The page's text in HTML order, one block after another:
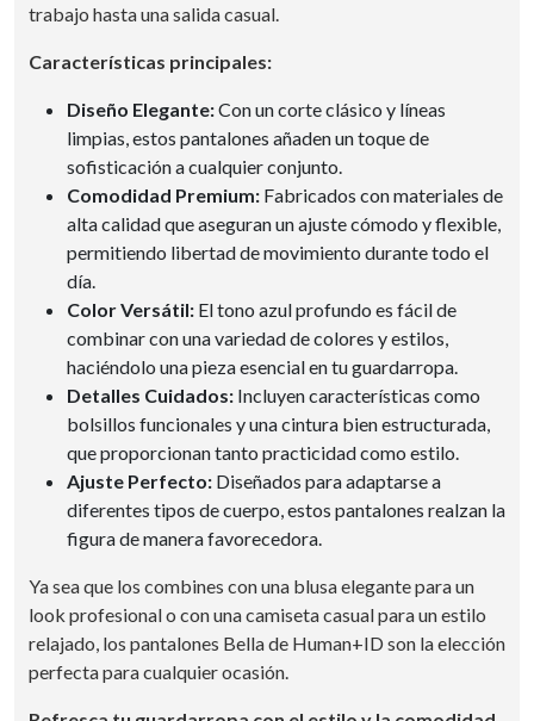
trabajo hasta una salida casual.
Características principales:
Diseño Elegante:Con un corte clásico y líneas
limpias, estos pantalones añaden un toque de
sofisticación a cualquier conjunto.
Comodidad Premium: Fabricados con materiales de
alta calidad que aseguran un ajuste cómodo y flexible,
permitiendo libertad de movimiento durante todo el
día.
Color Versátil: El tono azul profundo es fácil de
combinar con una variedad de colores y estilos,
haciéndolo una pieza esencial en tu guardarropa.
Detalles Cuidados: Incluyen características como
bolsillos funcionales y una cintura bien estructurada,
que proporcionan tanto practicidad como estilo.
Ajuste Perfecto: Diseñados para adaptarse a
diferentes tipos de cuerpo, estos pantalones realzan la
figura de manera favorecedora.
Ya sea que los combines con una blusa elegante para un
look profesional o con una camiseta casual para un estilo
relajado, los pantalones Bella de Human+ID son la elección
perfecta para cualquier ocasión.